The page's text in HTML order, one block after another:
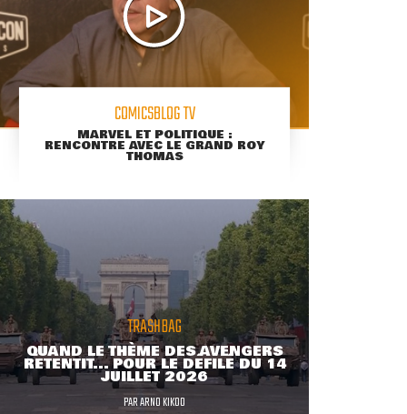
COMICSBLOG TV
MARVEL ET POLITIQUE :
RENCONTRE AVEC LE GRAND ROY
THOMAS
TRASHBAG
QUAND LE THÈME DES AVENGERS
RETENTIT... POUR LE DÉFILÉ DU 14
JUILLET 2026
PARARNO KIKOO